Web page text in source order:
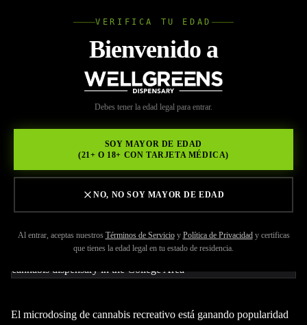
VERIFICA TU EDAD
Bienvenido a
Debes tener la edad legal para entrar.
SOY MAYOR DE EDAD
(21+ O 18+ CON TARJETA MÉDICA)
NO, NO SOY MAYOR DE EDAD
Al entrar, aceptas nuestros Términos de Servicio y Política de Privacidad y certificas
que tienes la edad legal en tu estado de residencia.
Volver a Recursos
Guía para Principiantes
sobre Microdosificación de
Cannabis Recreativo
El microdosing de cannabis recreativo está ganando popularidad